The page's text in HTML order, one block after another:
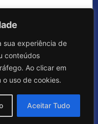
sua experiência de
conteúdos
Ao clicar em
uso de cookies.
Aceitar Tudo